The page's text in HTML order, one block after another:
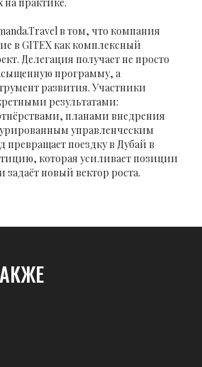
в том, что компания
в GITEX как комплексный
Делегация получает не просто
программу, а
развития. Участники
результатами:
планами внедрения
управленческим
превращает поездку в Дубай в
которая усиливает позиции
новый вектор роста.